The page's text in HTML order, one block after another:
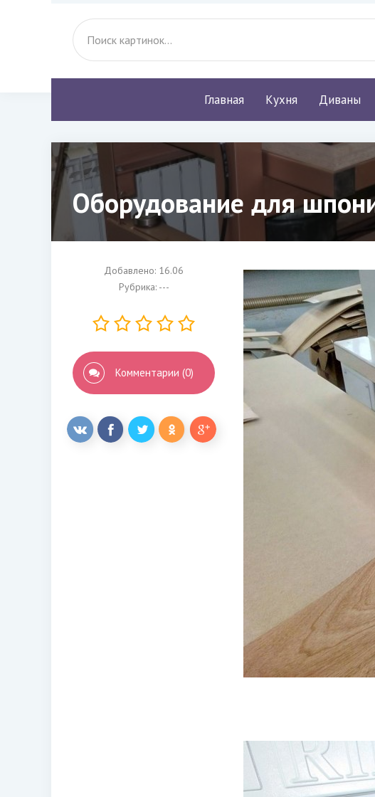
Главная Кухня Диваны
Оборудование для
Добавлено: 16.06
Рубрика: ---
Комментарии (0)